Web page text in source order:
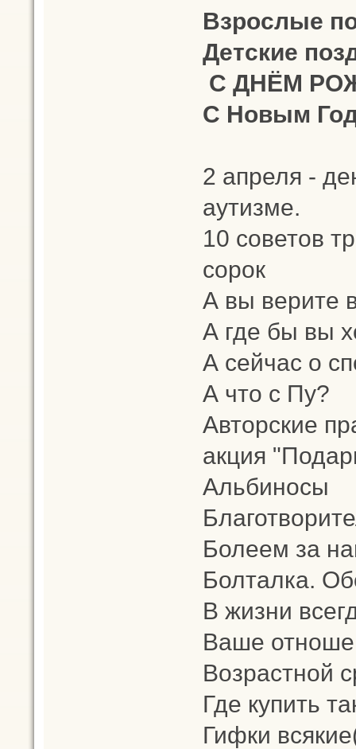
Взрослые
Детские
С ДНЁМ
С Новым
2 апреля -
аутизме.
10 советов
сорок
А вы верите
А где бы вы
А сейчас о
А что с Пу?
Авторские
акция
Альбиносы
Болеем за
Болталка.
В жизни
Ваше
Возрастной
Где купить
Гифки